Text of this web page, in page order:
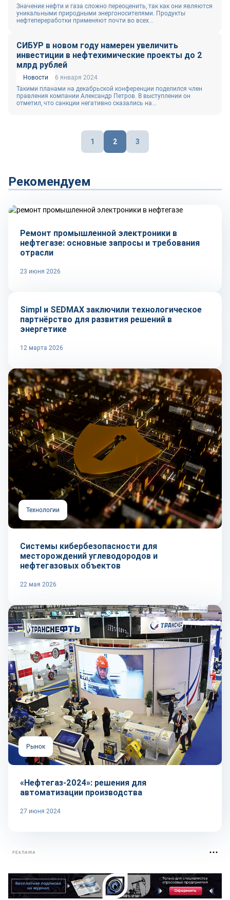
Значение нефти и газа сложно переоценить, так как они являются
уникальными природными энергоносителями. Продукты
нефтепереработки применяют почти во всех...
СИБУР в новом году намерен увеличить
инвестиции в нефтехимические проекты до 2
млрд рублей
Новости
6 января 2024
Такими планами на декабрьской конференции поделился член
правления компании Александр Петров. В выступлении он
отметил, что санкции негативно сказались на...
1 2 3
Рекомендуем
Ремонт промышленной электроники в
нефтегазе: основные запросы и требования
отрасли
23 июня 2026
Технологии
Simpl и SEDMAX заключили технологическое
партнёрство для развития решений в
энергетике
12 марта 2026
Технологии
Системы кибербезопасности для
месторождений углеводородов и
нефтегазовых объектов
22 мая 2026
Рынок
«Нефтегаз-2024»: решения для
автоматизации производства
27 июня 2024
РЕКЛАМА